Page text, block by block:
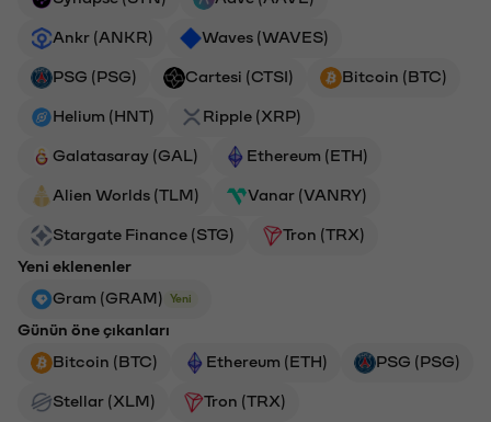
Ankr (ANKR) Waves (WAVES)
PSG (PSG) Cartesi (CTSI) Bitcoin (BTC)
Helium (HNT) Ripple (XRP)
Galatasaray (GAL) Ethereum (ETH)
Alien Worlds (TLM) Vanar (VANRY)
Stargate Finance (STG)
Tron (TRX)
Yeni eklenenler
Gram (GRAM)
Yeni
Günün öne çıkanları
Bitcoin (BTC)
Ethereum (ETH) PSG (PSG)
Stellar (XLM) Tron (TRX)